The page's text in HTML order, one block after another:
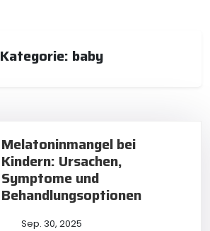
Kategorie: baby
Melatoninmangel bei
Kindern: Ursachen,
Symptome und
Behandlungsoptionen
Sep. 30, 2025